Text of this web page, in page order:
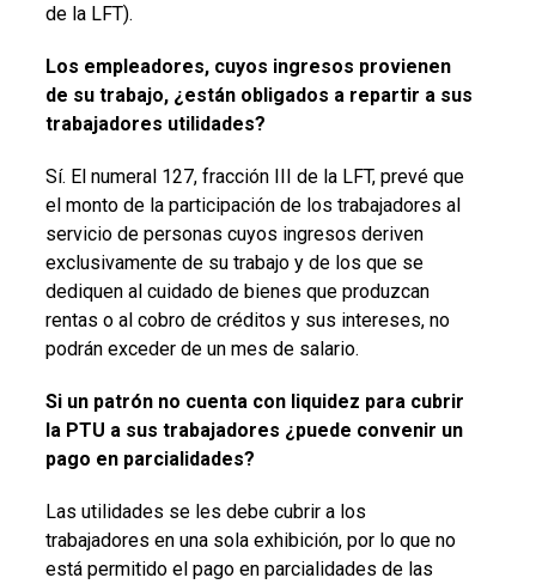
de la LFT).
Los empleadores, cuyos ingresos provienen
de su trabajo, ¿están obligados a repartir a sus
trabajadores utilidades?
Sí. El numeral 127, fracción III de la LFT, prevé que
el monto de la participación de los trabajadores al
servicio de personas cuyos ingresos deriven
exclusivamente de su trabajo y de los que se
dediquen al cuidado de bienes que produzcan
rentas o al cobro de créditos y sus intereses, no
podrán exceder de un mes de salario.
Si un patrón no cuenta con liquidez para cubrir
la PTU a sus trabajadores ¿puede convenir un
pago en parcialidades?
Las utilidades se les debe cubrir a los
trabajadores en una sola exhibición, por lo que no
está permitido el pago en parcialidades de las